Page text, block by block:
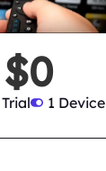
$0
1 Device